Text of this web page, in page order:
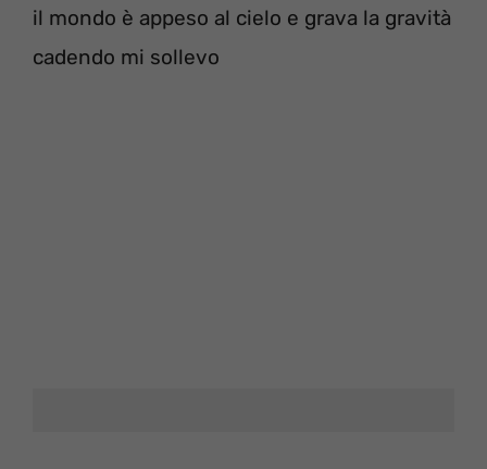
il mondo è appeso al cielo e grava la gravità
cadendo mi sollevo